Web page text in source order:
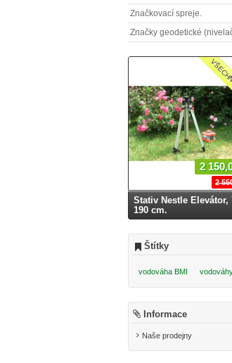
Značkovací spreje.
2
2
Stativ Nestle Elevátor,
190 cm.
Štítky
vodováha BMI
Informace
Naše prodejny